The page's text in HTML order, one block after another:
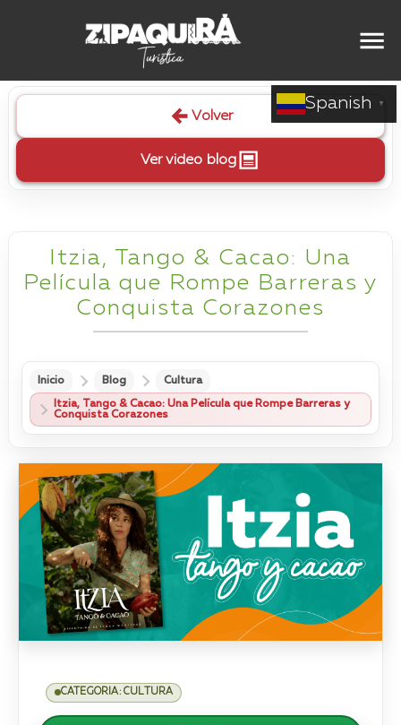
Spanish ▼
Volver
Ver video blog
Itzia, Tango & Cacao: Una
Película que Rompe Barreras y
Conquista Corazones
Inicio Blog Cultura
Itzia, Tango & Cacao: Una Película que Rompe Barreras y
Conquista Corazones
CATEGORIA: CULTURA